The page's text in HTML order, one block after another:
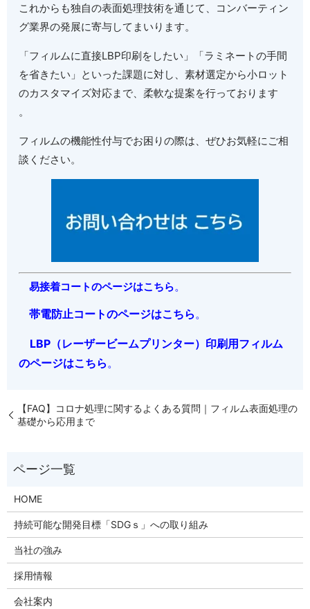
これからも独自の表面処理技術を通じて、コンバーティン
グ業界の発展に寄与してまいります。
「フィルムに直接LBP印刷をしたい」「ラミネートの手間
を省きたい」といった課題に対し、素材選定から小ロット
のカスタマイズ対応まで、柔軟な提案を行っております
。
フィルムの機能性付与でお困りの際は、ぜひお気軽にご相
談ください。
易接着コートのページはこちら。
帯電防止コートのページはこちら。
LBP（レーザービームプリンター）印刷用フィルム
のページはこちら。
【FAQ】コロナ処理に関するよくある質問｜フィルム表面処理の
基礎から応用まで
HOME
持続可能な開発目標「SDGｓ」への取り組み
当社の強み
採用情報
会社案内